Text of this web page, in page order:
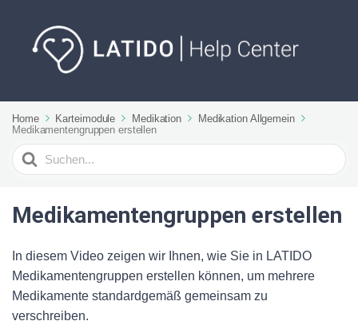
Home Karteimodule Medikation
Medikation Allgemein
Medikamentengruppen erstellen
Suchen
nach
Medikamentengruppen erstellen
In diesem Video zeigen wir Ihnen, wie Sie in LATIDO
Medikamentengruppen erstellen können, um mehrere
Medikamente standardgemäß gemeinsam zu
verschreiben.